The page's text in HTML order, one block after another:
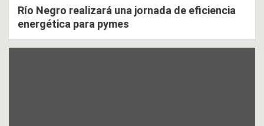
Río Negro realizará una jornada de eficiencia
energética para pymes